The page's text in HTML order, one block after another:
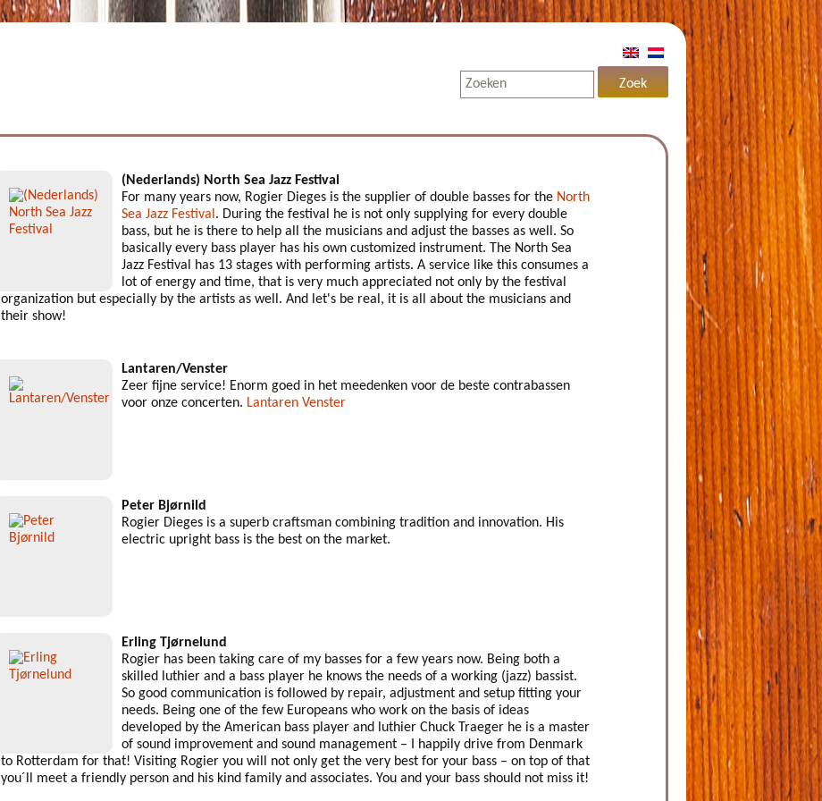
(Nederlands) North Sea Jazz Festival
For many years now, Rogier Dieges is the supplier of double basses for the North
Sea Jazz Festival . During the festival he is not only supplying for every double
bass, but he is there to help all the musicians and adjust the basses as well. So
basically every bass player has his own customized instrument. The North Sea
Jazz Festival has 13 stages with performing artists. A service like this consumes a
lot of energy and time, that is very much appreciated not only by the festival
organization but especially by the artists as well. And let's be real, it is all about the musicians and
their show!
Lantaren/Venster
Zeer fijne service! Enorm goed in het meedenken voor de beste contrabassen
voor onze concerten. Lantaren Venster
Peter Bjørnild
Rogier Dieges is a superb craftsman combining tradition and innovation. His
electric upright bass is the best on the market.
Erling Tjørnelund
Rogier has been taking care of my basses for a few years now. Being both a
skilled luthier and a bass player he knows the needs of a working (jazz) bassist.
So good communication is followed by repair, adjustment and setup fitting your
needs. Being one of the few Europeans who work on the basis of ideas
developed by the American bass player and luthier Chuck Traeger he is a master
of sound improvement and sound management – I happily drive from Denmark
to Rotterdam for that! Visiting Rogier you will not only get the very best for your bass – on top of that
you´ll meet a friendly person and his kind family and associates. You and your bass should not miss it!